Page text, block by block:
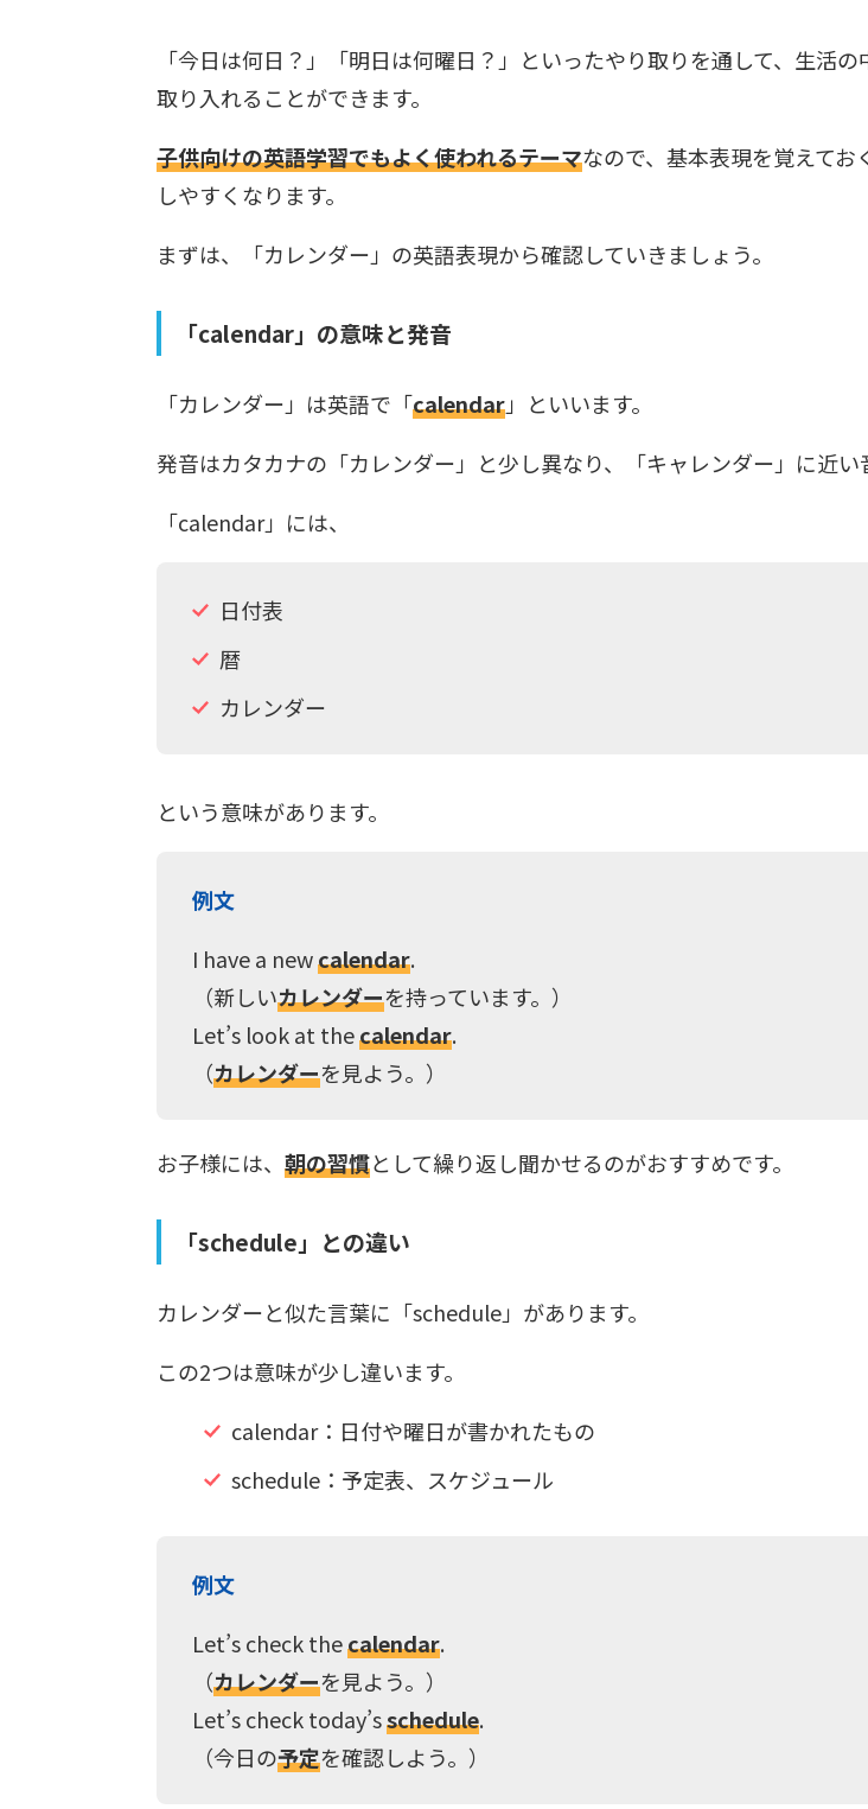
「今日は何日？」「明日は何曜日？」といったやり取りを通して、生活
取り入れることができます。
子供向けの英語学習でもよく使われるテーマなので、基本表現を覚えてお
しやすくなります。
まずは、「カレンダー」の英語表現から確認していきましょう。
「calendar」の意味と発音
「カレンダー」は英語で「calendar」といいます。
発音はカタカナの「カレンダー」と少し異なり、「キャレンダー」に近い
「calendar」には、
日付表
暦
カレンダー
という意味があります。
例文
I have a newcalendar.
（新しいカレンダーを持っています。）
Let’s look at thecalendar.
（カレンダーを見よう。）
お子様には、 朝の習慣として繰り返し聞かせるのがおすすめです。
「schedule」との違い
カレンダーと似た言葉に「schedule」があります。
この2つは意味が少し違います。
calendar：日付や曜日が書かれたもの
schedule：予定表、スケジュール
例文
Let’s check thecalendar.
（カレンダーを見よう。）
Let’s check today’sschedule.
（今日の予定を確認しよう。）